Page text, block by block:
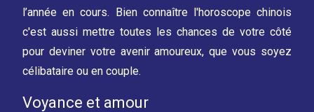
l’année en cours. Bien connaître l'horoscope chinois
c'est aussi mettre toutes les chances de votre côté
pour deviner votre avenir amoureux, que vous soyez
célibataire ou en couple.
Voyance et amour